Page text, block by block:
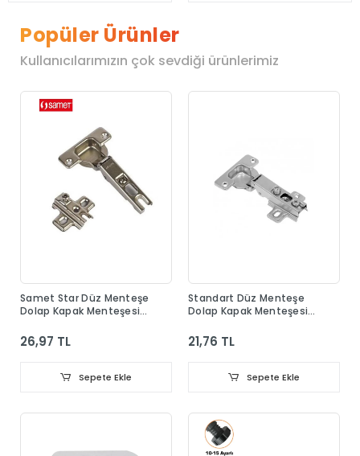
Popüler Ürünler
Kullanıcılarımızın çok sevdiği ürünlerimiz
Samet Star Düz Menteşe
Dolap Kapak Menteşesi
26,97 TL
Sepete Ekle
Standart Düz Menteşe
Dolap Kapak Menteşesi
21,76 TL
Sepete Ekle